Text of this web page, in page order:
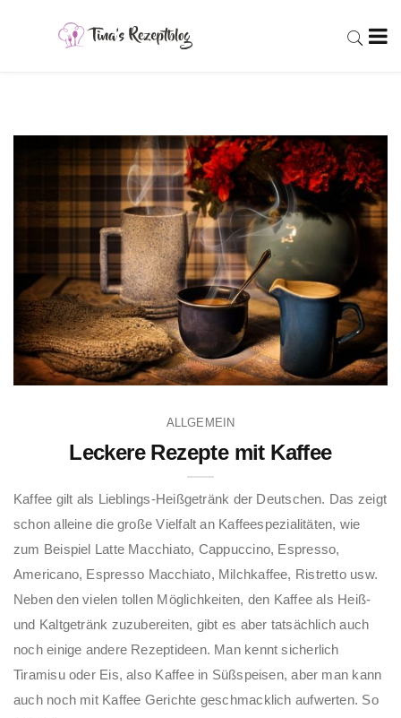
ALLGEMEIN
Leckere Rezepte mit Kaffee
Kaffee gilt als Lieblings-Heißgetränk der Deutschen. Das zeigt
schon alleine die große Vielfalt an Kaffeespezialitäten, wie
zum Beispiel Latte Macchiato, Cappuccino, Espresso,
Americano, Espresso Macchiato, Milchkaffee, Ristretto usw.
Neben den vielen tollen Möglichkeiten, den Kaffee als Heiß-
und Kaltgetränk zuzubereiten, gibt es aber tatsächlich auch
noch einige andere Rezeptideen. Man kennt sicherlich
Tiramisu oder Eis, also Kaffee in Süßspeisen, aber man kann
auch noch mit Kaffee Gerichte geschmacklich aufwerten. So